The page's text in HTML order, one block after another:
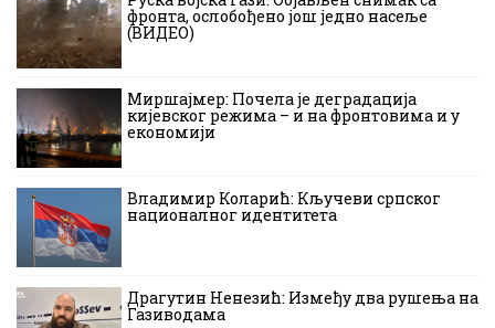
фронта, ослобођено још једно насеље
(ВИДЕО)
Миршајмер: Почела је деградација
кијевског режима – и на фронтовима и у
економији
Владимир Коларић: Кључеви српског
националног идентитета
Драгутин Ненезић: Између два рушења на
Газиводама